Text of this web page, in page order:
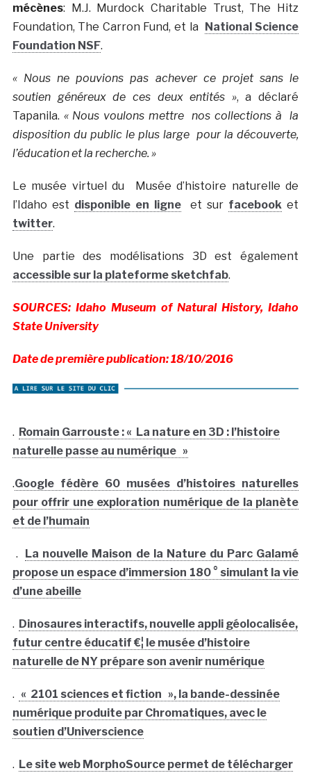
mécènes: M.J. Murdock Charitable Trust, The Hitz
Foundation, The Carron Fund, et la National Science
Foundation NSF.
« Nous ne pouvions pas achever ce projet sans le
soutien généreux de ces deux entités », a déclaré
Tapanila. « Nous voulons mettre nos collections à la
disposition du public le plus large pour la découverte,
l’éducation et la recherche. »
Le musée virtuel du Musée d’histoire naturelle de
l’Idaho est disponible en ligneet sur facebook et
twitter.
Une partie des modélisations 3D est également
accessible sur la plateforme sketchfab.
SOURCES: Idaho Museum of Natural History, Idaho
State University
Date de première publication: 18/10/2016
. Romain Garrouste : « La nature en 3D : l’histoire
naturelle passe au numérique »
.Google fédère 60 musées d’histoires naturelles
pour offrir une exploration numérique de la planète
et de l’humain
.
La nouvelle Maison de la Nature du Parc Galamé
propose un espace d’immersion 180 ° simulant la vie
d’une abeille
. Dinosaures interactifs, nouvelle appli géolocalisée,
futur centre éducatif €¦ le musée d’histoire
naturelle de NY prépare son avenir numérique
. « 2101 sciences et fiction », la bande-dessinée
numérique produite par Chromatiques, avec le
soutien d’Universcience
. Le site web MorphoSource permet de télécharger